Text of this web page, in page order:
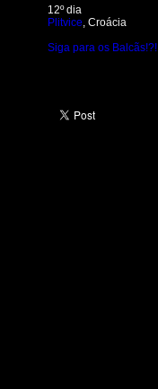
12º dia
Plitvice, Croácia
Siga para os Balcãs!?!